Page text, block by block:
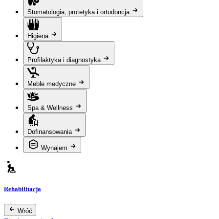
Stomatologia, protetyka i ortodoncja
Higiena
Profilaktyka i diagnostyka
Meble medyczne
Spa & Wellness
Dofinansowania
Wynajem
Rehabilitacja
Wróć